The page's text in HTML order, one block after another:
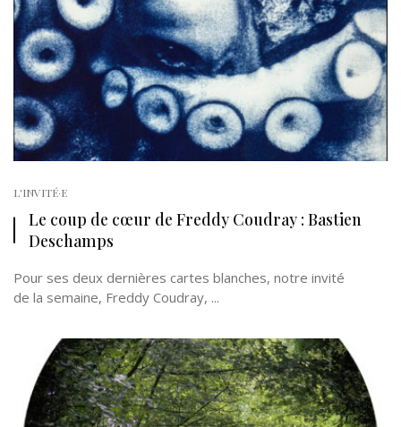
L'INVITÉ·E
Le coup de cœur de Freddy Coudray : Bastien
Deschamps
Pour ses deux dernières cartes blanches, notre invité
de la semaine, Freddy Coudray, ...